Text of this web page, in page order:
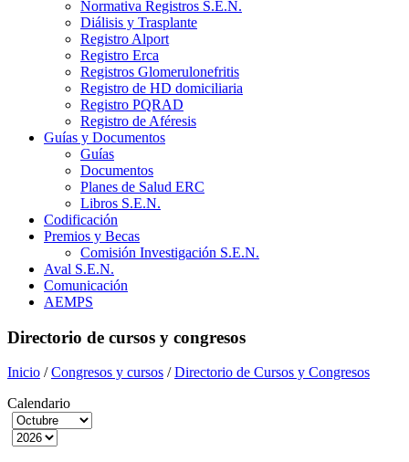
Normativa Registros S.E.N.
Diálisis y Trasplante
Registro Alport
Registro Erca
Registros Glomerulonefritis
Registro de HD domiciliaria
Registro PQRAD
Registro de Aféresis
Guías y Documentos
Guías
Documentos
Planes de Salud ERC
Libros S.E.N.
Codificación
Premios y Becas
Comisión Investigación S.E.N.
Aval S.E.N.
Comunicación
AEMPS
Directorio de cursos y congresos
Inicio /Congresos y cursos /Directorio de Cursos y Congresos
Calendario